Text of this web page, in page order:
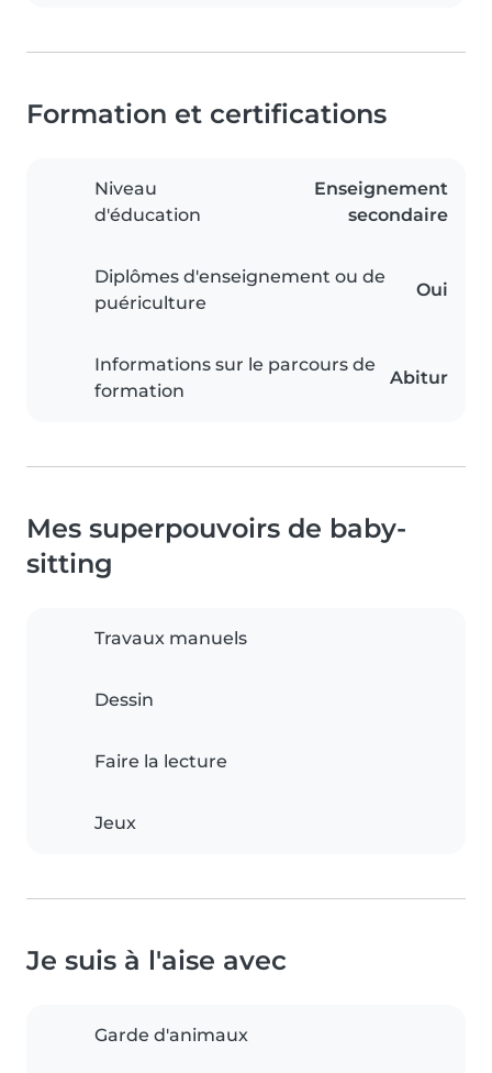
Formation et certifications
Niveau
d'éducation
Enseignement
secondaire
Diplômes d'enseignement ou de
puériculture
Oui
Informations sur le parcours de
formation
Abitur
Mes superpouvoirs de baby-
sitting
Travaux manuels
Dessin
Faire la lecture
Jeux
Je suis à l'aise avec
Garde d'animaux